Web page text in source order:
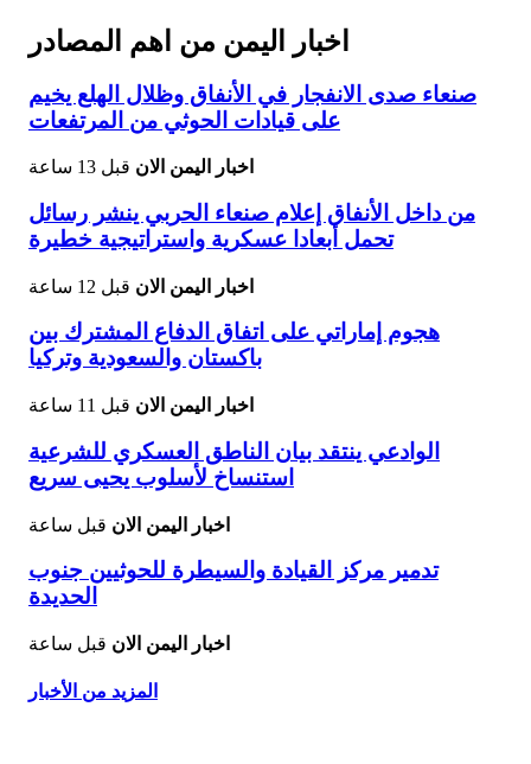
اخبار اليمن من اهم المصادر
صنعاء صدى الانفجار في الأنفاق وظلال الهلع يخيم
على قيادات الحوثي من المرتفعات
اخبار اليمن الان قبل 13 ساعة
من داخل الأنفاق إعلام صنعاء الحربي ينشر رسائل
تحمل أبعادا عسكرية واستراتيجية خطيرة
اخبار اليمن الان قبل 12 ساعة
هجوم إماراتي على اتفاق الدفاع المشترك بين
باكستان والسعودية وتركيا
اخبار اليمن الان قبل 11 ساعة
الوادعي ينتقد بيان الناطق العسكري للشرعية
استنساخ لأسلوب يحيى سريع
اخبار اليمن الان قبل ساعة
تدمير مركز القيادة والسيطرة للحوثيين جنوب
الحديدة
اخبار اليمن الان قبل ساعة
المزيد من الأخبار